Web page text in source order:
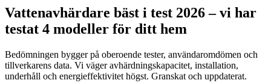
Vattenavhärdare bäst i test 2026 – vi har
testat 4 modeller för ditt hem
Bedömningen bygger på oberoende tester, användaromdömen och
tillverkarens data. Vi väger avhärdningskapacitet, installation,
underhåll och energieffektivitet högst. Granskat och uppdaterat.